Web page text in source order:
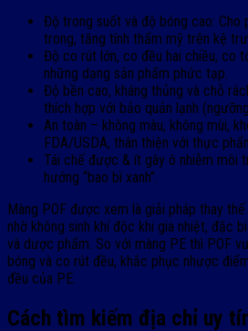
Độ trong suốt và độ bóng cao: Cho
trong, tăng tính thẩm mỹ trên kệ
Độ co rút lớn, co đều hai chiều, co
những dạng sản phẩm phức tạp.
Độ bền cao, kháng thủng và chỗ
thích hợp với bảo quản lạnh
An toàn – không màu, không mùi,
FDA/USDA, thân thiện với thực
Tái chế được & ít gây ô nhiễm môi
hướng “bao bì xanh”.
Màng POF được xem là giải pháp thay
nhờ không sinh khí độc khi gia nhiệt, đặc
và dược phẩm. So với màng PE thì POF
bóng và co rút đều, khắc phục nhược
đều của PE.
Cách tìm kiếm địa chỉ uy